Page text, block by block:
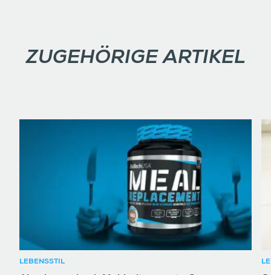
ZUGEHÖRIGE ARTIKEL
LEBENSSTIL